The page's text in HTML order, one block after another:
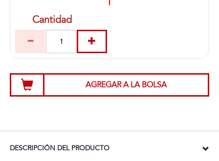
Cantidad
AGREGAR A LA BOLSA
DESCRIPCIÓN DEL PRODUCTO